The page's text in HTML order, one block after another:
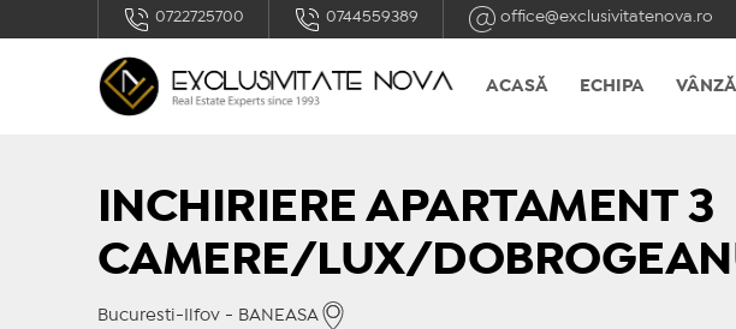
0722725700 0744559389 office@exclusivitatenova.ro
ACASĂ ECHIPA
INCHIRIERE APARTAMENT 3
CAMERE/LUX/
Bucuresti-Ilfov - BANEASA